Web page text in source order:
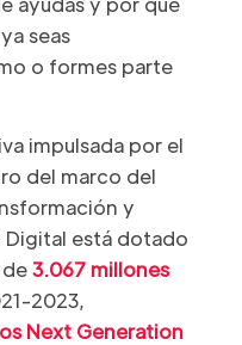
seas
o formes parte
impulsada por el
del marco del
y
Digital está dotado
3.067 millones
2023,
Next Generation